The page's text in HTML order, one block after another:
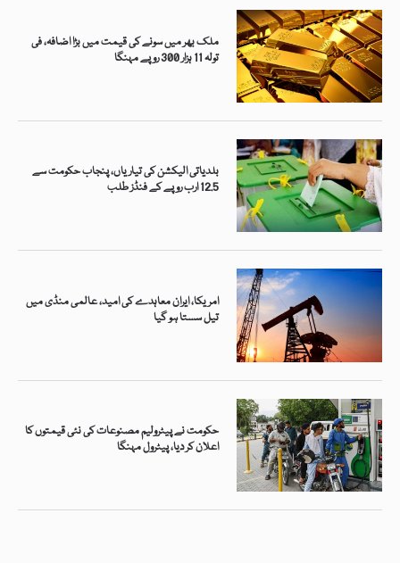
ملک بھر میں سونے کی قیمت میں بڑا اضافہ، فی
تولہ 11 ہزار 300 روپے مہنگا
بلدیاتی الیکشن کی تیاریاں، پنجاب حکومت سے
12.5 ارب روپے کے فنڈز طلب
امریکا، ایران معاہدے کی امید، عالمی منڈی میں
تیل سستا ہو گیا
حکومت نے پیٹرولیم مصنوعات کی نئی قیمتوں کا
اعلان کر دیا، پیٹرول مہنگا